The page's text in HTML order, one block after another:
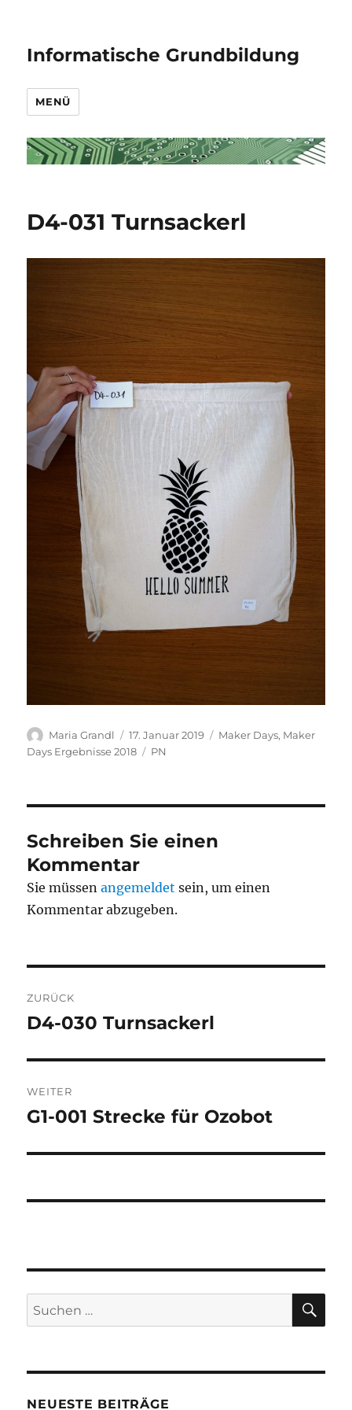
Informatische Grundbildung
MENÜ
D4-031 Turnsackerl
Autor
Maria Grandl
Veröffentlicht
am
17. Januar 2019 Kategorien
Maker Days, Maker
Days Ergebnisse 2018
Schlagwörter
PN
Schreiben Sie einen
Kommentar
Sie müssenangemeldet sein, um einen
Kommentar abzugeben.
ZURÜCK
Vorheriger
D4-030 Turnsackerl
WEITER
Nächster
G1-001 Strecke für Ozobot
Suchen
nach:
NEUESTE BEITRÄGE